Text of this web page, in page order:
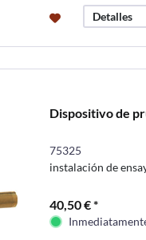
Detalles
Dispositivo de
75325
instalación de
40,50 € *